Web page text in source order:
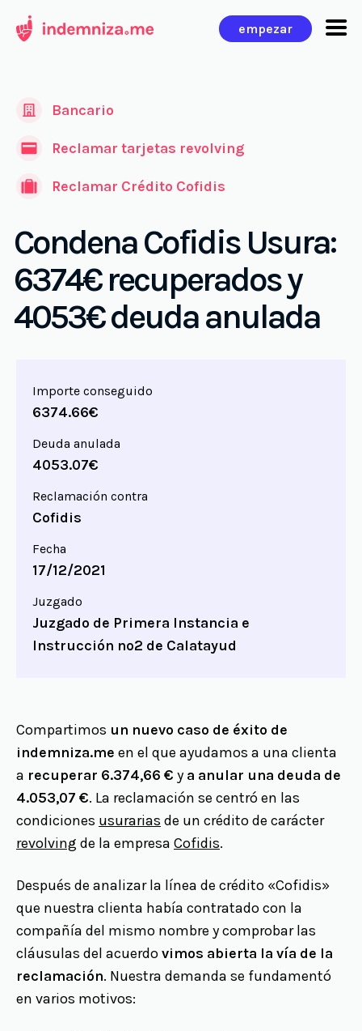
empezar
Bancario
Reclamar tarjetas revolving
Reclamar Crédito Cofidis
Condena Cofidis Usura:
6374€ recuperados y
4053€ deuda anulada
Importe conseguido
6374.66€
Deuda anulada
4053.07€
Reclamación contra
Cofidis
Fecha
17/12/2021
Juzgado
Juzgado de Primera Instancia e
Instrucción nº2 de Calatayud
Compartimos un nuevo caso de éxito de
indemniza.me en el que ayudamos a una clienta
a recuperar 6.374,66 € y a anular una deuda de
4.053,07 €. La reclamación se centró en las
condiciones usurarias de un crédito de carácter
revolving de la empresa Cofidis.
Después de analizar la línea de crédito «Cofidis»
que nuestra clienta había contratado con la
compañía del mismo nombre y comprobar las
cláusulas del acuerdovimos abierta la vía de la
reclamación. Nuestra demanda se fundamentó
en varios motivos: